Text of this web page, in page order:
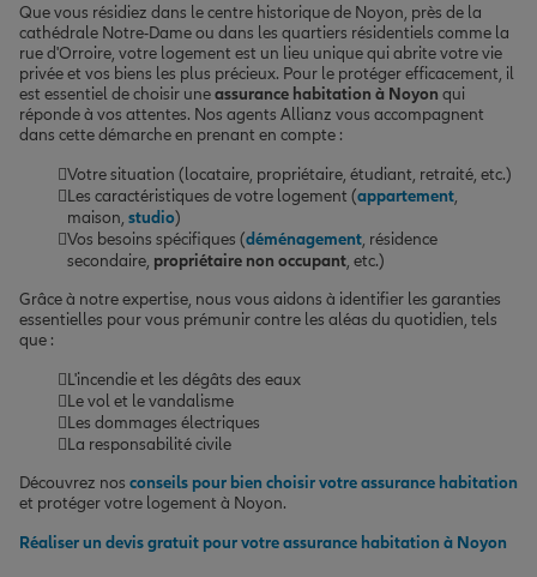
Que vous résidiez dans le centre historique de Noyon, près de la
cathédrale Notre-Dame ou dans les quartiers résidentiels comme la
rue d'Orroire, votre logement est un lieu unique qui abrite votre vie
privée et vos biens les plus précieux. Pour le protéger efficacement, il
est essentiel de choisir uneassurance habitation à Noyon qui
réponde à vos attentes. Nos agents Allianz vous accompagnent
dans cette démarche en prenant en compte :
Votre situation (locataire, propriétaire, étudiant, retraité, etc.)
Les caractéristiques de votre logement (appartement,
maison, studio)
Vos besoins spécifiques (déménagement, résidence
secondaire, propriétaire non occupant, etc.)
Grâce à notre expertise, nous vous aidons à identifier les garanties
essentielles pour vous prémunir contre les aléas du quotidien, tels
que :
L'incendie et les dégâts des eaux
Le vol et le vandalisme
Les dommages électriques
La responsabilité civile
Découvrez nos conseils pour bien choisir votre assurance habitation
et protéger votre logement à Noyon.
Réaliser un devis gratuit pour votre assurance habitation à Noyon